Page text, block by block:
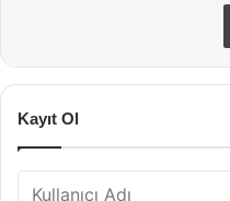
Kayıt Ol